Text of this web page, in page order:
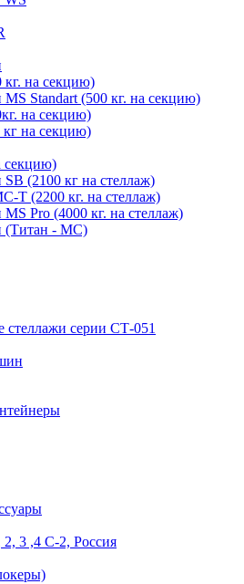
кг. на секцию)
Standart (500 кг. на секцию)
на секцию)
на секцию)
секцию)
(2100 кг на стеллаж)
Т (2200 кг. на стеллаж)
Pro (4000 кг. на стеллаж)
(Титан - МС)
стеллажи серии СТ-051
3 ,4 С-2, Россия